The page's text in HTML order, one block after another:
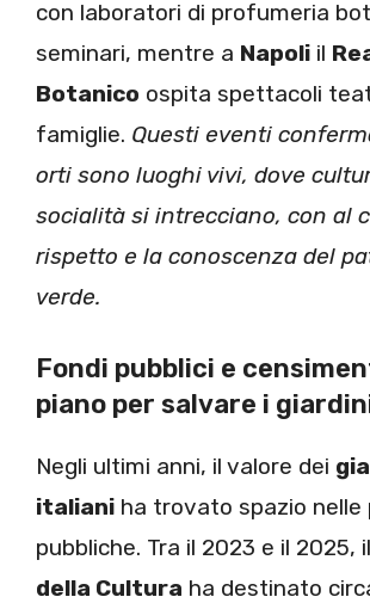
con laboratori di profumeria
seminari, mentre a Napoli il
Botanico ospita spettacoli
famiglie. Questi eventi
orti sono luoghi vivi, dove
socialità si intrecciano, con al
rispetto e la conoscenza del
verde.
Fondi pubblici e
piano per salvare i
Negli ultimi anni, il valore dei
italiani ha trovato spazio nelle
pubbliche. Tra il 2023 e il 2025, il
della Cultura ha destinato